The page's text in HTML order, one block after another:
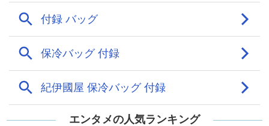
エンタメの人気ランキング